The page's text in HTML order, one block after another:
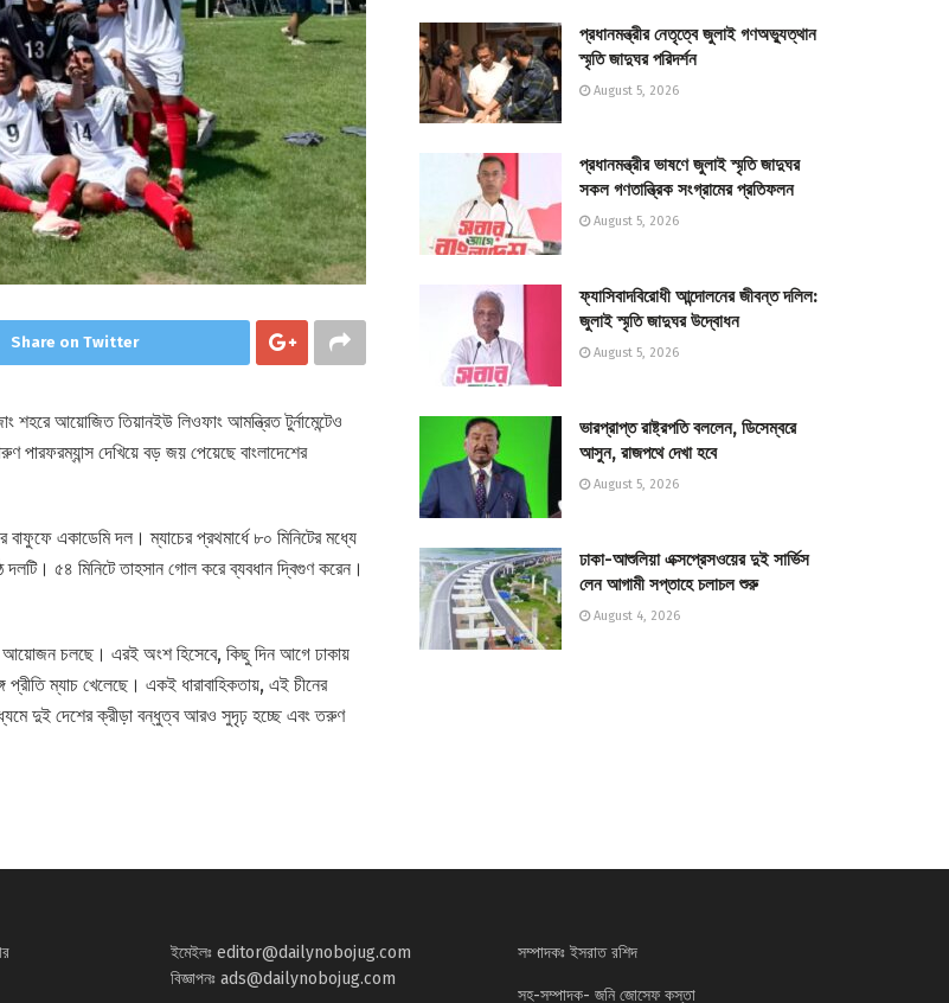
Share on Twitter
শহরে আয়োজিত তিয়ানইউ লিওফাং আমন্ত্রিত টুর্নামেন্টেও
দেখিয়ে বড় জয় পেয়েছে বাংলাদেশের
একাডেমি দল। ম্যাচের প্রথমার্ধে ৮০ মিনিটের মধ্যে
৫৪ মিনিটে তাহসান গোল করে ব্যবধান দ্বিগুণ করেন।
আয়োজন চলছে। এরই অংশ হিসেবে, কিছু দিন আগে ঢাকায়
প্রীতি ম্যাচ খেলেছে। একই ধারাবাহিকতায়, এই চীনের
দুই দেশের ক্রীড়া বন্ধুত্ব আরও সুদৃঢ় হচ্ছে এবং তরুণ
প্রধানমন্ত্রীর নেতৃত্বে জুলাই গণঅভ্যুত্থান
স্মৃতি জাদুঘর পরিদর্শন
August 5, 2026
প্রধানমন্ত্রীর ভাষণে জুলাই স্মৃতি জাদুঘর
সকল গণতান্ত্রিক সংগ্রামের প্রতিফলন
August 5, 2026
ফ্যাসিবাদবিরোধী আন্দোলনের জীবন্ত দলিল:
জুলাই স্মৃতি জাদুঘর উদ্বোধন
August 5, 2026
ভারপ্রাপ্ত রাষ্ট্রপতি বললেন, ডিসেম্বরে
আসুন, রাজপথে দেখা হবে
August 5, 2026
ঢাকা-আশুলিয়া এক্সপ্রেসওয়ের দুই সার্ভিস
লেন আগামী সপ্তাহে চলাচল শুরু
August 4, 2026
ইমেইলঃ editor@dailynobojug.com
বিজ্ঞাপনঃ ads@dailynobojug.com
সম্পাদকঃ ইসরাত রশিদ
সহ-সম্পাদক- জনি জোসেফ কস্তা